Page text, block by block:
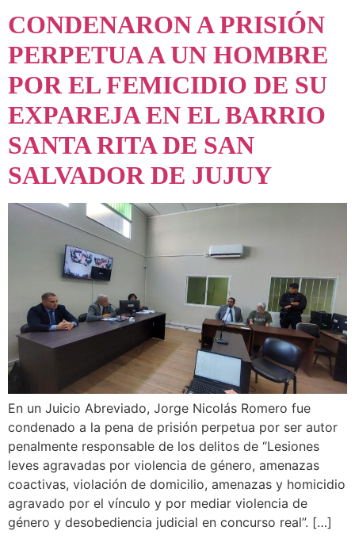
CONDENARON A PRISIÓN
PERPETUA A UN HOMBRE
POR EL FEMICIDIO DE SU
EXPAREJA EN EL BARRIO
SANTA RITA DE SAN
SALVADOR DE JUJUY
En un Juicio Abreviado, Jorge Nicolás Romero fue
condenado a la pena de prisión perpetua por ser autor
penalmente responsable de los delitos de “Lesiones
leves agravadas por violencia de género, amenazas
coactivas, violación de domicilio, amenazas y homicidio
agravado por el vínculo y por mediar violencia de
género y desobediencia judicial en concurso real”. […]